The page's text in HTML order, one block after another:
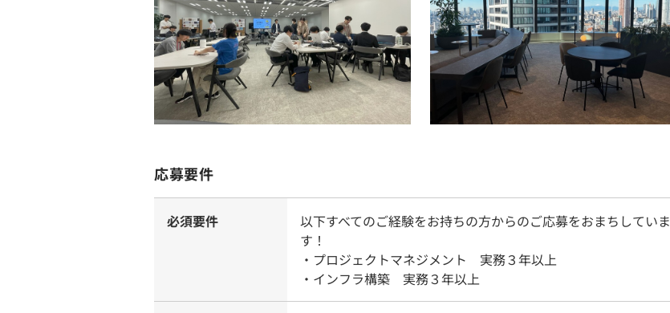
応募要件
必須要件
以下すべてのご経験をお持ちの方からのご応募をおまちしていま
す！
・プロジェクトマネジメント 実務３年以上
・インフラ構築 実務３年以上